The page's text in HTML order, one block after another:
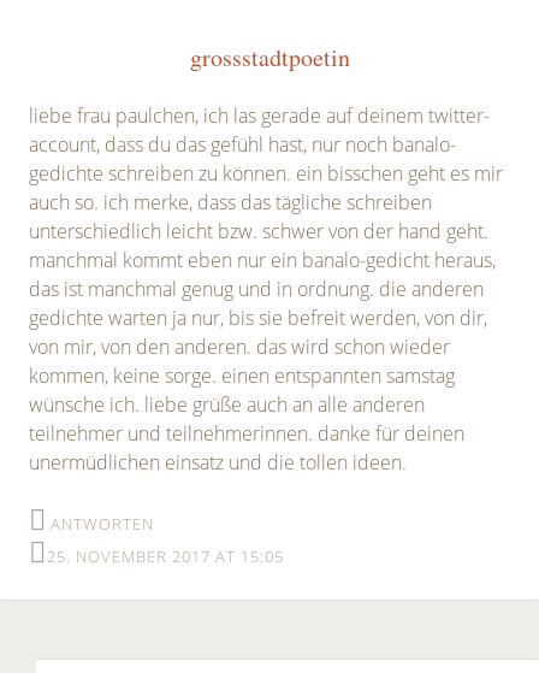
grossstadtpoetin
liebe frau paulchen, ich las gerade auf deinem twitter-
account, dass du das gefühl hast, nur noch banalo-
gedichte schreiben zu können. ein bisschen geht es mir
auch so. ich merke, dass das tägliche schreiben
unterschiedlich leicht bzw. schwer von der hand geht.
manchmal kommt eben nur ein banalo-gedicht heraus,
das ist manchmal genug und in ordnung. die anderen
gedichte warten ja nur, bis sie befreit werden, von dir,
von mir, von den anderen. das wird schon wieder
kommen, keine sorge. einen entspannten samstag
wünsche ich. liebe grüße auch an alle anderen
teilnehmer und teilnehmerinnen. danke für deinen
unermüdlichen einsatz und die tollen ideen.
ANTWORTEN
25. NOVEMBER 2017 AT 15:05